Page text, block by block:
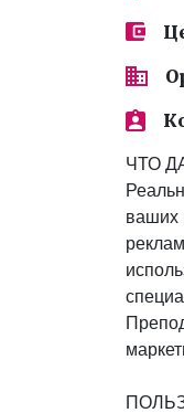
ЧТО
ваших